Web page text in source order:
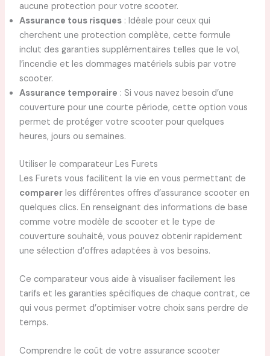
aucune protection pour votre scooter.
Assurance tous risques: Idéale pour ceux qui
cherchent une protection complète, cette formule
inclut des garanties supplémentaires telles que le vol,
l’incendie et les dommages matériels subis par votre
scooter.
Assurance temporaire : Si vous navez besoin d’une
couverture pour une courte période, cette option vous
permet de protéger votre scooter pour quelques
heures, jours ou semaines.
Utiliser le comparateur Les Furets
Les Furets vous facilitent la vie en vous permettant de
comparerles différentes offres d’assurance scooter en
quelques clics. En renseignant des informations de base
comme votre modèle de scooter et le type de
couverture souhaité, vous pouvez obtenir rapidement
une sélection d’offres adaptées à vos besoins.
Ce comparateur vous aide à visualiser facilement les
tarifs et les garanties spécifiques de chaque contrat, ce
qui vous permet d’optimiser votre choix sans perdre de
temps.
Comprendre le coût de votre assurance scooter